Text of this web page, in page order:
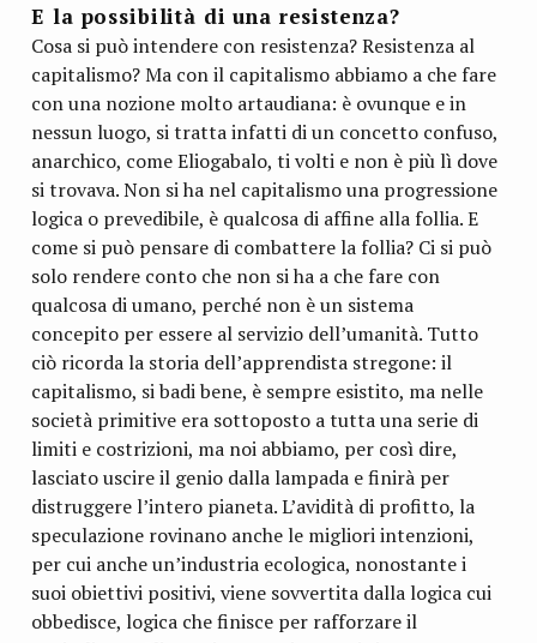
E la possibilità di una resistenza?
Cosa si può intendere con resistenza? Resistenza al
capitalismo? Ma con il capitalismo abbiamo a che fare
con una nozione molto artaudiana: è ovunque e in
nessun luogo, si tratta infatti di un concetto confuso,
anarchico, come Eliogabalo, ti volti e non è più lì dove
si trovava. Non si ha nel capitalismo una progressione
logica o prevedibile, è qualcosa di affine alla follia. E
come si può pensare di combattere la follia? Ci si può
solo rendere conto che non si ha a che fare con
qualcosa di umano, perché non è un sistema
concepito per essere al servizio dell’umanità. Tutto
ciò ricorda la storia dell’apprendista stregone: il
capitalismo, si badi bene, è sempre esistito, ma nelle
società primitive era sottoposto a tutta una serie di
limiti e costrizioni, ma noi abbiamo, per così dire,
lasciato uscire il genio dalla lampada e finirà per
distruggere l’intero pianeta. L’avidità di profitto, la
speculazione rovinano anche le migliori intenzioni,
per cui anche un’industria ecologica, nonostante i
suoi obiettivi positivi, viene sovvertita dalla logica cui
obbedisce, logica che finisce per rafforzare il